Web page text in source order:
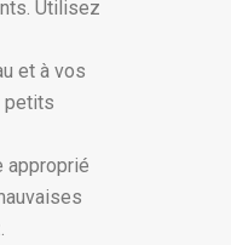
Utilisez
et à vos
petits
approprié